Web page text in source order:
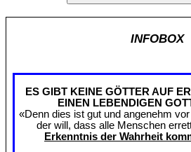
INFOBOX
ES GIBT KEINE GÖTTER AUF
EINEN LEBENDIGEN
«Denn dies ist gut und angenehm
der will, dass alle Menschen
Erkenntnis der Wahrheit